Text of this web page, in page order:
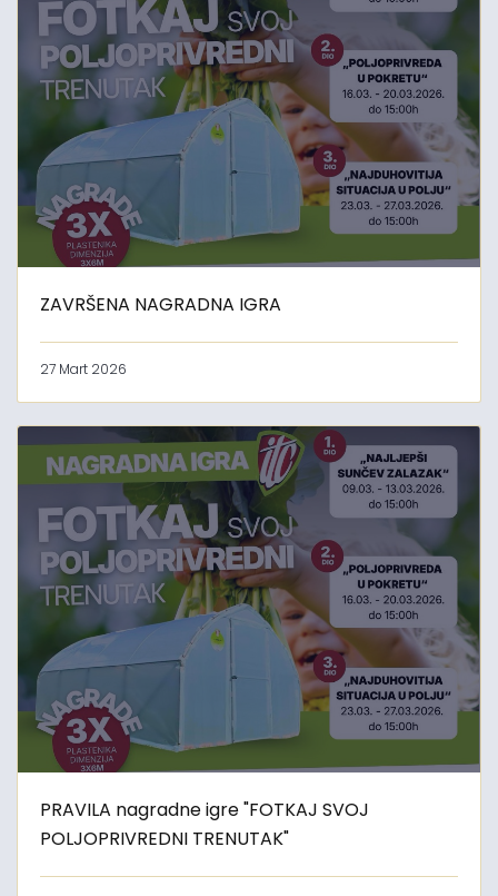
ZAVRŠENA NAGRADNA IGRA
27 Mart 2026
PRAVILA nagradne igre "FOTKAJ SVOJ
POLJOPRIVREDNI TRENUTAK"